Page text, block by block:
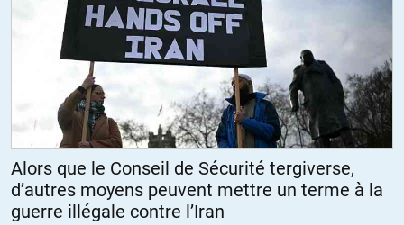
Alors que le Conseil de Sécurité tergiverse,
d’autres moyens peuvent mettre un terme à la
guerre illégale contre l’Iran